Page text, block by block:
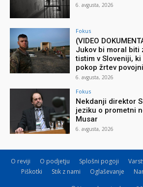
6. avgusta, 2026
Fokus
(VIDEO
Jukov bi moral biti
tistim v Sloveniji,
pokop žrtev
6. avgusta, 2026
Fokus
Nekdanji direktor
jeziku o prometni
Musar
6. avgusta, 2026
O reviji O podjetju Splošni pogoji
Piškotki
Stik z nami Oglaševanje